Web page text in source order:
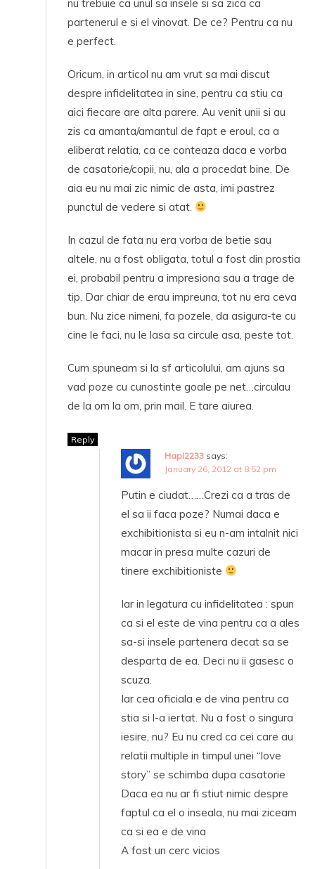
nu trebuie ca unul sa insele si sa zica ca
partenerul e si el vinovat. De ce? Pentru ca nu
e perfect.
Oricum, in articol nu am vrut sa mai discut
despre infidelitatea in sine, pentru ca stiu ca
aici fiecare are alta parere. Au venit unii si au
zis ca amanta/amantul de fapt e eroul, ca a
eliberat relatia, ca ce conteaza daca e vorba
de casatorie/copii, nu, ala a procedat bine. De
aia eu nu mai zic nimic de asta, imi pastrez
punctul de vedere si atat.
In cazul de fata nu era vorba de betie sau
altele, nu a fost obligata, totul a fost din prostia
ei, probabil pentru a impresiona sau a trage de
tip. Dar chiar de erau impreuna, tot nu era ceva
bun. Nu zice nimeni, fa pozele, da asigura-te cu
cine le faci, nu le lasa sa circule asa, peste tot.
Cum spuneam si la sf articolului, am ajuns sa
vad poze cu cunostinte goale pe net…circulau
de la om la om, prin mail. E tare aiurea.
Reply
Hapi2233 says:
January 26, 2012 at 8:52 pm
Putin e ciudat……Crezi ca a tras de
el sa ii faca poze? Numai daca e
exchibitionista si eu n-am intalnit nici
macar in presa multe cazuri de
tinere exchibitioniste
Iar in legatura cu infidelitatea : spun
ca si el este de vina pentru ca a ales
sa-si insele partenera decat sa se
desparta de ea. Deci nu ii gasesc o
scuza.
Iar cea oficiala e de vina pentru ca
stia si l-a iertat. Nu a fost o singura
iesire, nu? Eu nu cred ca cei care au
relatii multiple in timpul unei “love
story” se schimba dupa casatorie
Daca ea nu ar fi stiut nimic despre
faptul ca el o inseala, nu mai ziceam
ca si ea e de vina
A fost un cerc vicios